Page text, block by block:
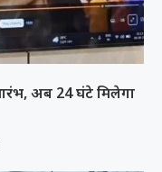
अब 24 घंटे मिलेगा